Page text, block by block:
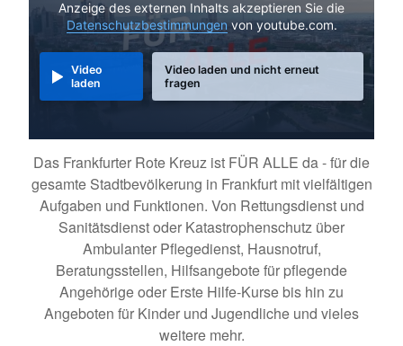
Anzeige des externen Inhalts akzeptieren Sie die
Datenschutzbestimmungenvon youtube.com.
Video
laden
Video laden und nicht erneut
fragen
Das Frankfurter Rote Kreuz ist FÜR ALLE da - für die
gesamte Stadtbevölkerung in Frankfurt mit vielfältigen
Aufgaben und Funktionen. Von Rettungsdienst und
Sanitätsdienst oder Katastrophenschutz über
Ambulanter Pflegedienst, Hausnotruf,
Beratungsstellen, Hilfsangebote für pflegende
Angehörige oder Erste Hilfe-Kurse bis hin zu
Angeboten für Kinder und Jugendliche und vieles
weitere mehr.